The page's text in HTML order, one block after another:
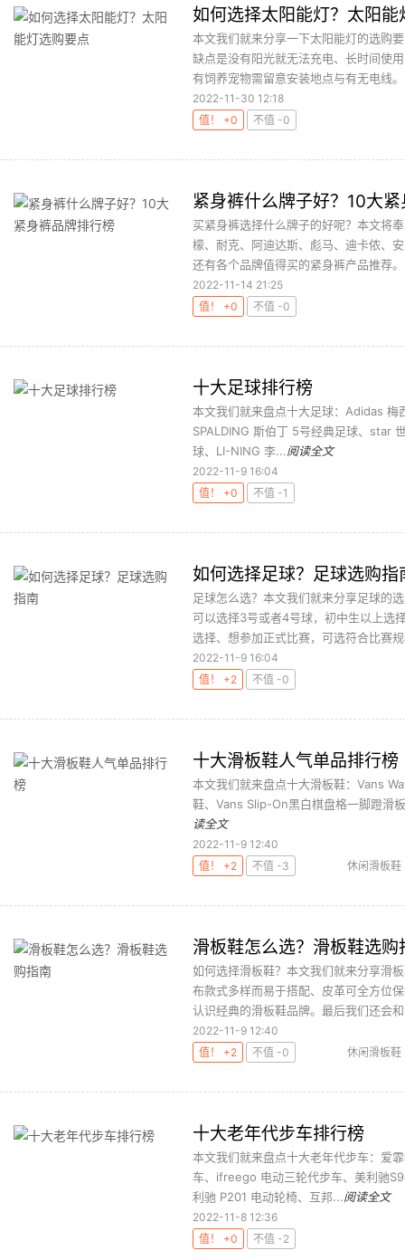
如何选择太阳能灯？太阳能
本文我们就来分享一下太阳能灯的选购
缺点是没有阳光就无法充电、长时间使
有饲养宠物需留意安装地点与有无电线
2022-11-30 12:18
值！ +0
不值 -0
紧身裤什么牌子好？10大
买紧身裤选择什么牌子的好呢？本文将
檬、耐克、阿迪达斯、彪马、迪卡侬、
还有各个品牌值得买的紧身裤产品推荐
2022-11-14 21:25
值！ +0
不值 -0
十大足球排行榜
本文我们就来盘点十大足球：Adidas 梅
SPALDING 斯伯丁 5号经典足球、star
球、LI-NING 李...阅读全文
2022-11-9 16:04
值！ +0
不值 -1
如何选择足球？足球选购指
足球怎么选？本文我们就来分享足球的
可以选择3号或者4号球，初中生以上选
选择、想参加正式比赛，可选符合比赛
2022-11-9 16:04
值！ +2
不值 -0
十大滑板鞋人气单品排行榜
本文我们就来盘点十大滑板鞋：Vans
鞋、Vans Slip-On黑白棋盘格一脚蹬滑
读全文
2022-11-9 12:40
值！ +2
不值 -3 休闲滑板鞋
滑板鞋怎么选？滑板鞋选购
如何选择滑板鞋？本文我们就来分享滑
布款式多样而易于搭配、皮革可全方位
认识经典的滑板鞋品牌。最后我们还会
2022-11-9 12:40
值！ +2
不值 -0 休闲滑板鞋
十大老年代步车排行榜
本文我们就来盘点十大老年代步车：爱
车、ifreego 电动三轮代步车、美利驰
利驰 P201 电动轮椅、互邦...阅读全文
2022-11-8 12:36
值！ +0
不值 -2